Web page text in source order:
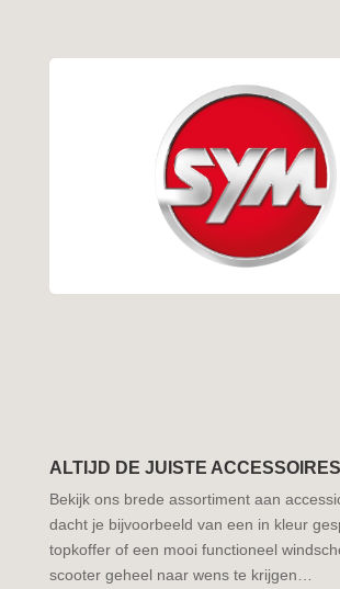
ALTIJD DE JUISTE ACCESSOIRES
Bekijk ons brede assortiment aan
dacht je bijvoorbeeld van een in kleur
topkoffer of een mooi functioneel
scooter geheel naar wens te krijgen…